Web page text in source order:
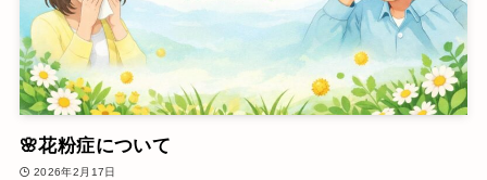
🌸花粉症について
2026年2月17日